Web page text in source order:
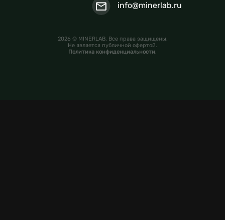
info@minerlab.ru
2026 © MINERLAB. Все права защищены.
Не является публичной офертой.
Политика конфиденциальности.